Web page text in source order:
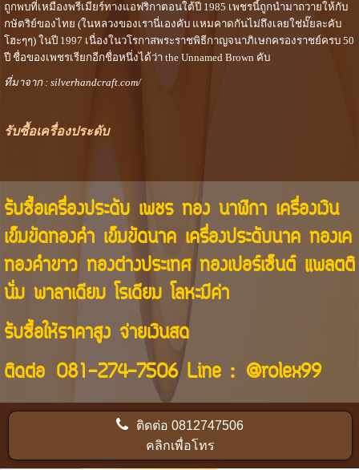
ถูกพบที่เหมืองพรีเมียร์ทางแอฟริกาตอนใต้ปี 1985 เพชรนี้ถูกนำมาถวายให้กับ
กษัตริย์ของไทย (ในหลวงของเรานี่เองคับ แหมคาดกันไม่ถึงเลยใช่มั๊ยละคับ
โฮะๆๆ) ในปี 1997 เนื่องในวโรกาสพระราชพิธีกาญจนาภิเษกครองราชย์ครบ 50
ปี ชื่อของเพชรเรียกอีกชื่อหนึ่งได้ว่า the Unnamed Brown คับ
ที่มาจาก : silverhandcraft.com/
รับซื้อเครื่องประดับ
รับซื้อเครื่องประดับ เพชร ทอง นาฬิกา เครื่องเงิน
เข็มขัดทองคำ เข็มขัดนาค เครื่องประดับนาค ทองเค
ทองคำขาว ทองต่างประเทศ ทองเปอร์เซ็นต์ แพลตติ
นั่ม พาลาเดียม โรเดียม โลหะมีค่า
รับซื้อให้ราคาสูง จ่ายเงินสด
ติดต่อ 081-274-7506Line : @rolex99
ติดต่อ0812747506
คลิกเพื่อโทร